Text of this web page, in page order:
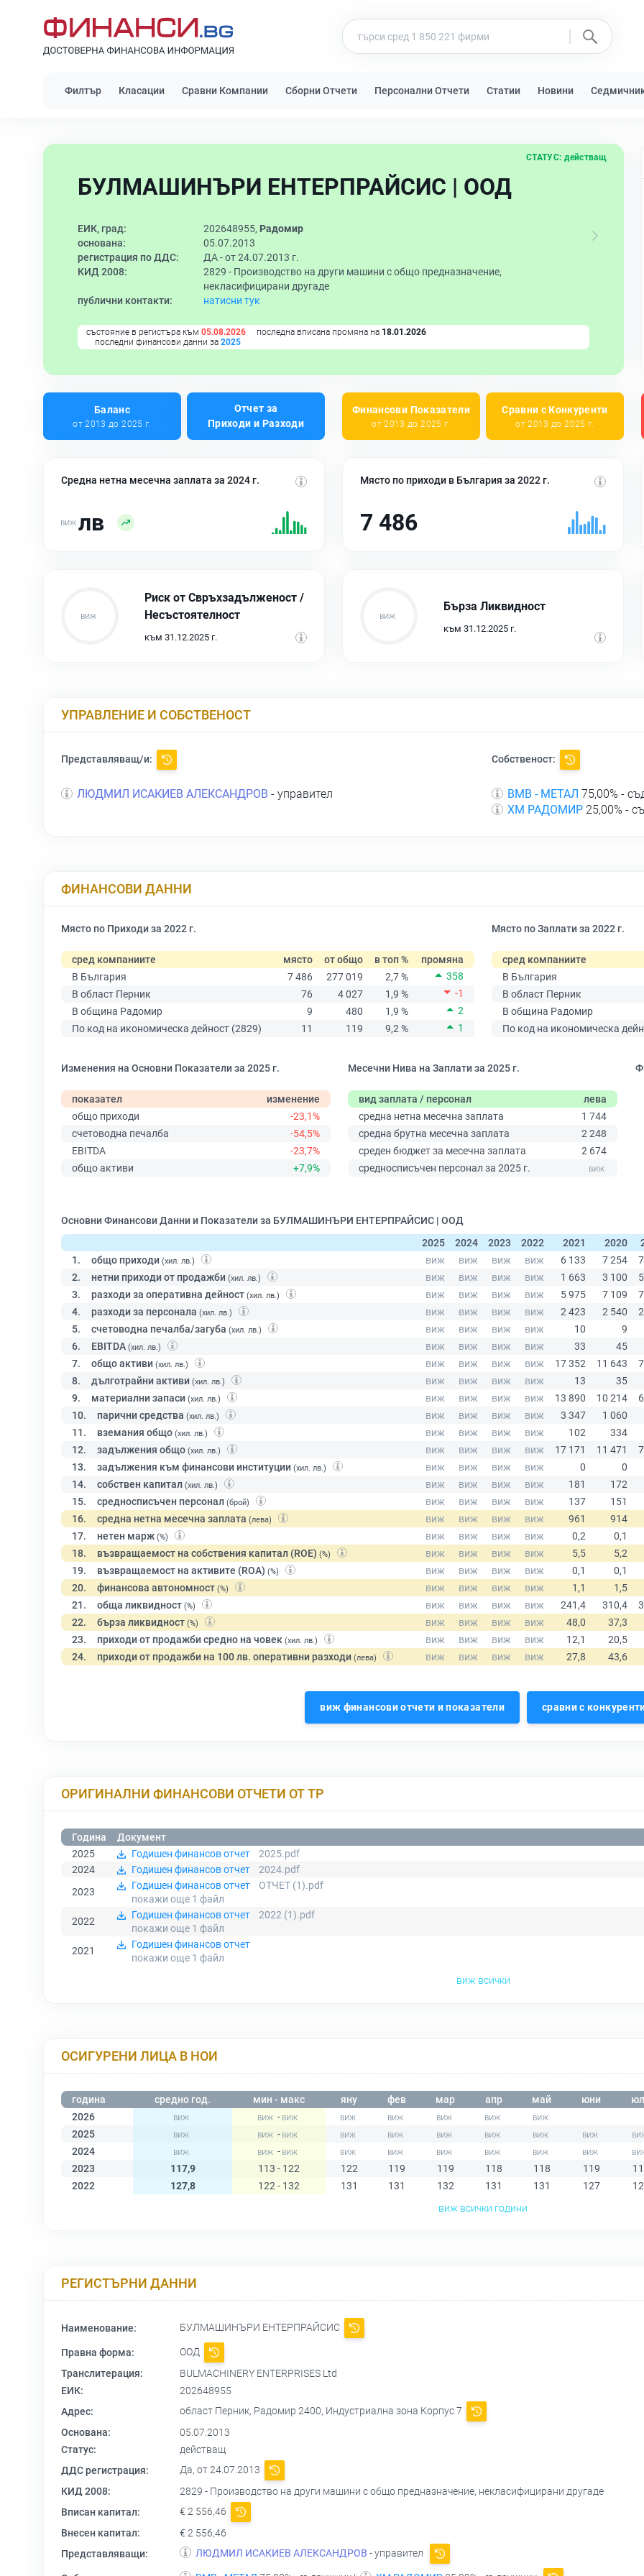
Филтър Класации Сравни Компании Сборни Отчети Персонални Отчети Статии Новини
БУЛМАШИНЪРИ ЕНТЕРПРАЙСИС | ООД
СТАТУС: действащ
ЕИК, град: 202648955, Радомир
основана:
05.07.2013
регистрация по ДДС:
ДА - от 24.07.2013 г.
КИД 2008:
2829 - Производство на други машини с общо предназначение,
некласифицирани другаде
публични контакти:
натисни тук
състояние в регистъра към 05.08.2026 последна вписана промяна на 18.01.2026
последни финансови данни за 2025
Баланс
от 2013 до 2025 г.
Отчет за
Приходи и Разходи
Финансови Показатели
от 2013 до 2025 г.
Сравни с Конкуренти
от 2013 до 2025 г.
Средна нетна месечна заплата за 2024 г.
лв
Място по приходи в България за 2022 г.
7 486
Риск от Свръхзадълженост /
Несъстоятелност
към 31.12.2025 г.
Бърза Ликвидност
към 31.12.2025 г.
УПРАВЛЕНИЕ И СОБСТВЕНОСТ
Представляващ/и:
ЛЮДМИЛ ИСАКИЕВ АЛЕКСАНДРОВ - управител
Собственост:
ВМВ - МЕТАЛ 75,00% -
ХМ РАДОМИР 25,00% -
ФИНАНСОВИ ДАННИ
Място по Приходи за 2022 г.
сред компаниите място от общо в топ %
промяна
В България
7 486 277 019 2,7 %
358
В област Перник
76 4 027 1,9 %
-1
В община Радомир
9 480 1,9 %
2
По код на икономическа дейност (2829)
11 119 9,2 % 1
Място по Заплати за 2022 г.
сред компаниите
В България
В област Перник
В община Радомир
По код на икономическа
Изменения на Основни Показатели за 2025 г.
показател
изменение
общо приходи
-23,1%
счетоводна печалба
-54,5%
EBITDA
-23,7%
общо активи
+7,9%
Месечни Нива на Заплати за 2025 г.
вид заплата / персонал
лева
средна нетна месечна заплата
1 744
средна брутна месечна заплата
2 248
среден бюджет за месечна заплата
2 674
средносписъчен персонал за 2025 г.
Основни Финансови Данни и Показатели за БУЛМАШИНЪРИ ЕНТЕРПРАЙСИС | ООД
2025
2024 2023 2022 2021 2020
1.
общо приходи (хил. лв.)
2. нетни приходи от продажби (хил. лв.)
3. разходи за оперативна дейност (хил. лв.)
4. разходи за персонала (хил. лв.)
5. счетоводна печалба/загуба (хил. лв.)
6. EBITDA (хил. лв.)
7. общо активи (хил. лв.)
8. дълготрайни активи (хил. лв.)
9. материални запаси (хил. лв.)
10. парични средства (хил. лв.)
11. вземания общо (хил. лв.)
12. задължения общо (хил. лв.)
13. задължения към финансови институции (хил. лв.)
14. собствен капитал (хил. лв.)
15. средносписъчен персонал (брой)
16. средна нетна месечна заплата (лева)
17. нетен марж (%)
18. възвращаемост на собствения капитал (ROE) (%)
19. възвращаемост на активите (ROA) (%)
20. финансова автономност (%)
21. обща ликвидност (%)
22. бърза ликвидност (%)
23. приходи от продажби средно на човек (хил. лв.)
24. приходи от продажби на 100 лв. оперативни разходи (лева)
виж финансови отчети и показатели сравни с
ОРИГИНАЛНИ ФИНАНСОВИ ОТЧЕТИ ОТ ТР
Година
Документ
2025
Годишен финансов отчет
2025.pdf
2024
Годишен финансов отчет
2024.pdf
2023
Годишен финансов отчет
ОТЧЕТ (1).pdf
покажи още 1 файл
2022
Годишен финансов отчет
2022 (1).pdf
покажи още 1 файл
2021
Годишен финансов отчет
покажи още 1 файл
виж всички
ОСИГУРЕНИ ЛИЦА В НОИ
година средно год. мин - макс яну фев мар апр май юни
2026
-
2025
-
2024
-
2023
117,9 113 - 122 122 119 119 118 118 119
2022
127,8 122 - 132 131 131 132 131 131 127
виж всички години
РЕГИСТЪРНИ ДАННИ
Наименование: БУЛМАШИНЪРИ ЕНТЕРПРАЙСИС
Правна форма:
ООД
Транслитерация:
BULMACHINERY ENTERPRISES Ltd
ЕИК:
202648955
Адрес:
област Перник, Радомир 2400, Индустриална зона Корпус 7
Основана:
05.07.2013
Статус:
действащ
ДДС регистрация:
Да, от 24.07.2013
КИД 2008:
2829 - Производство на други машини с общо предназначение, некласифицирани другаде
Вписан капитал:
€ 2 556,46
Внесен капитал:
€ 2 556,46
Представляващи:
ЛЮДМИЛ ИСАКИЕВ АЛЕКСАНДРОВ - управител